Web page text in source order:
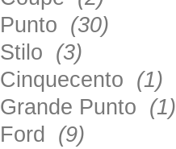
Punto (30)
Stilo (3)
Cinquecento (1)
Grande Punto (1)
Ford (9)